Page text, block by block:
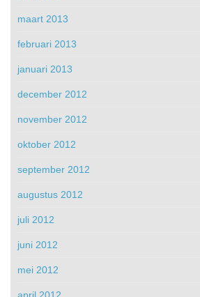
maart 2013
februari 2013
januari 2013
december 2012
november 2012
oktober 2012
september 2012
augustus 2012
juli 2012
juni 2012
mei 2012